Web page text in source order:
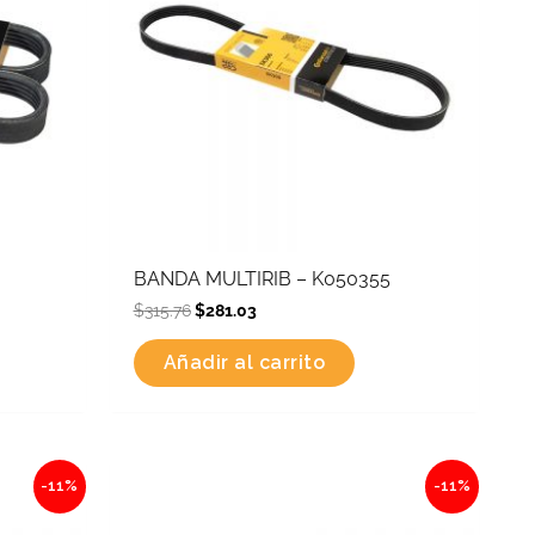
BANDA MULTIRIB – K050355
$315.76 $281.03
Añadir al carrito
-11% -11%